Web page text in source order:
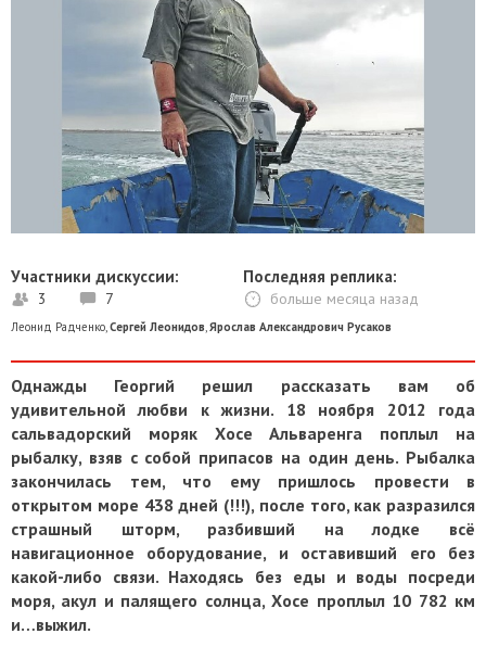
Участники дискуссии:
3 7
Последняя реплика:
больше месяца назад
Леонид Радченко Сергей Леонидов Ярослав Александрович Русаков
Однажды Георгий решил рассказать вам об
удивительной любви к жизни. 18 ноября 2012 года
сальвадорский моряк Хосе Альваренга поплыл на
рыбалку, взяв с собой припасов на один день. Рыбалка
закончилась тем, что ему пришлось провести в
открытом море 438 дней (!!!), после того, как разразился
страшный шторм, разбивший на лодке всё
навигационное оборудование, и оставивший его без
какой-либо связи. Находясь без еды и воды посреди
моря, акул и палящего солнца, Хосе проплыл 10 782 км
и…выжил.